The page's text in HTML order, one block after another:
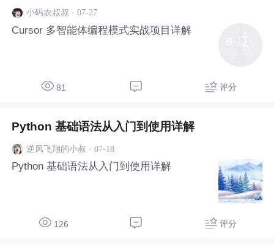
小码农叔叔 · 07-27
Cursor 多智能体编程模式实战项目详解
81 评分
Python 基础语法从入门到使用详解
逆风飞翔的小叔 · 07-18
Python 基础语法从入门到使用详解
126 评分